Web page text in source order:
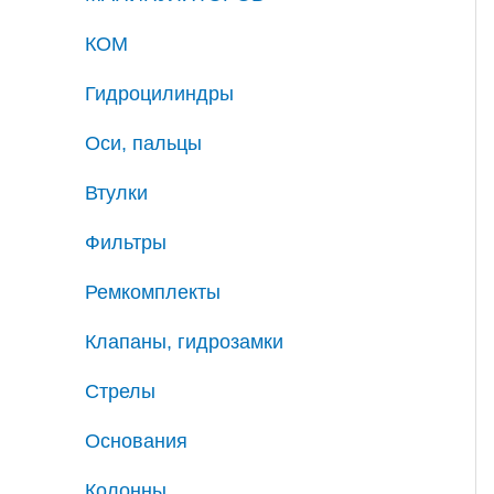
КОМ
Гидроцилиндры
Оси, пальцы
Втулки
Фильтры
Ремкомплекты
Клапаны, гидрозамки
Стрелы
Основания